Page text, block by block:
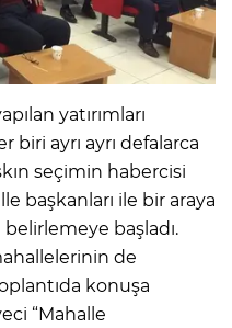
yatırımları
ayrı ayrı defalarca
seçimin habercisi
başkanları ile bir araya
başladı.
de
konuşa
“Mahalle